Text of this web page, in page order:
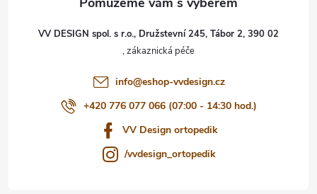
VV DESIGN spol. s r.o., Družstevní 245, Tábor 2, 390 02
info@eshop-vvdesign.cz
+420 776 077 066 (07:00 - 14:30 hod.)
VV Design ortopedik
/vvdesign_ortopedik